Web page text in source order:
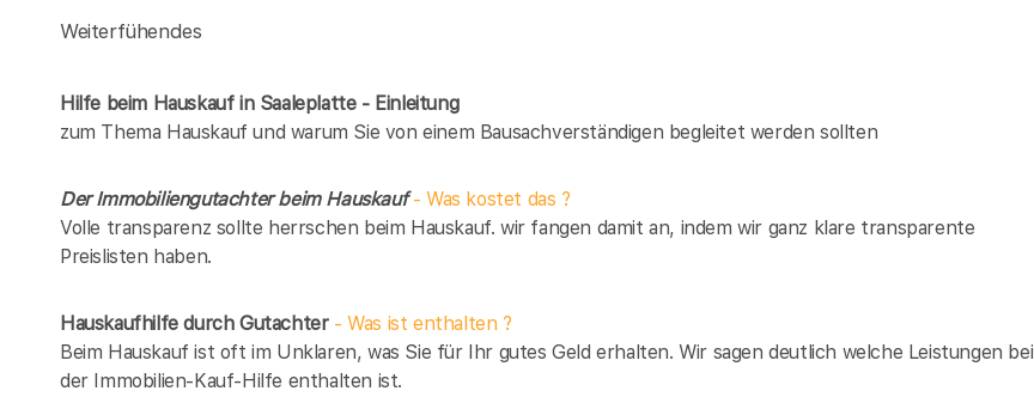
Weiterfühendes
Hilfe beim Hauskauf in Saaleplatte - Einleitung
zum Thema Hauskauf und warum Sie von einem Bausachverständigen begleitet werden sollten
Der Immobiliengutachter beim Hauskauf- Was kostet das ?
Volle transparenz sollte herrschen beim Hauskauf. wir fangen damit an, indem wir ganz klare transparente
Preislisten haben.
Hauskaufhilfe durch Gutachter- Was ist enthalten ?
Beim Hauskauf ist oft im Unklaren, was Sie für Ihr gutes Geld erhalten. Wir sagen deutlich welche Leistungen bei
der Immobilien-Kauf-Hilfe enthalten ist.